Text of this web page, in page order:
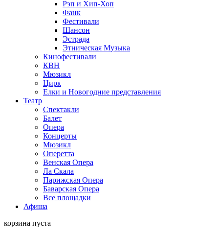
Рэп и Хип-Хоп
Фанк
Фестивали
Шансон
Эстрада
Этническая Музыка
Кинофестивали
КВН
Мюзикл
Цирк
Елки и Новогодние представления
Театр
Спектакли
Балет
Опера
Концерты
Мюзикл
Оперетта
Венская Опера
Ла Скала
Парижская Опера
Баварская Опера
Все площадки
Афиша
корзина пуста